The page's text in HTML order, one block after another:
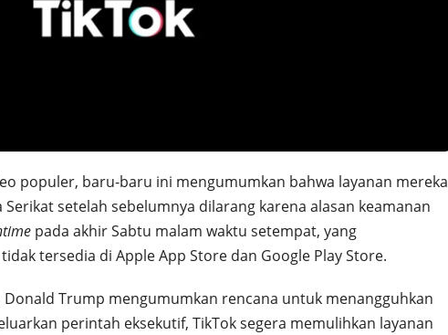
populer, baru-baru ini mengumumkan bahwa layanan mereka
setelah sebelumnya dilarang karena alasan keamanan
pada akhir Sabtu malam waktu setempat, yang
tersedia di Apple App Store dan Google Play Store.
Trump mengumumkan rencana untuk menangguhkan
perintah eksekutif, TikTok segera memulihkan layanan